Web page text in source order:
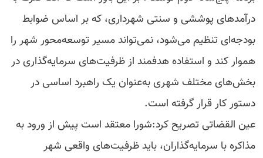
درآمدهای پوششی و سنتی شهرداری، که بر اساس ضوابط
بودجه‌ای تنظیم می‌شود، نمی‌تواند مسیر توسعه‌محور شهر را
هموار کند و استفاده هدفمند از ظرفیت‌های سرمایه‌گذاری در
بخش‌های مختلف شهری به‌عنوان یک راهبرد اساسی در
دستور کار قرار گرفته است.
عین القضاتی تصریح کرد:شورا معتقد است پیش از ورود به
مذاکره با سرمایه‌گذاران، باید ظرفیت‌های واقعی شهر